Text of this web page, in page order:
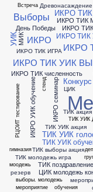
Встреча
Выборы
День Победы
Древонасаждение
ИКРО
ИКРО ТИК
ИКРО ТИК ИГРА
ИКРО ТИК
ИКРО ТИК
ИКРО ТИК УИК
ИКРО
ИКРО ТИК
ИКРО ТИК численность
ИКРО УИК обучение ИКРО семинар Конкурс
МИК
РЦОИТ тестирование ТИК УИК
ТИК УИК акция
ТИК УИК
ТИК УИК
ТИК акция
ТИК выборы акция
ТИК молодежь игра
ТИК поздравление
УИК
ЦИК
ЦИК молодежь
выборы. молодежь
гимназия
мероприятие
моодежь
обучения
резерв
стенд